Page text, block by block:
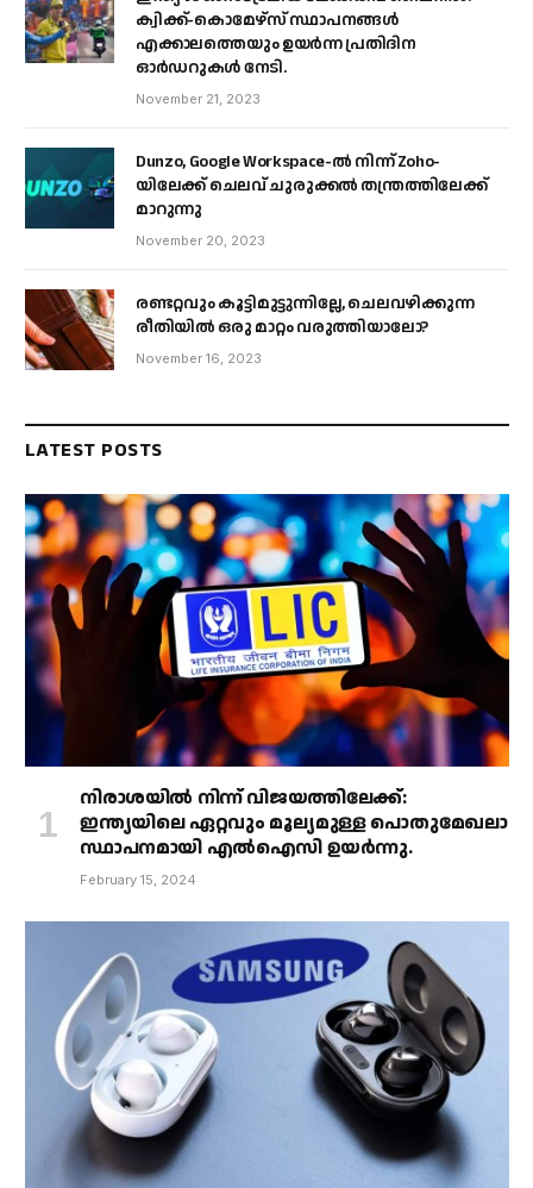
ക്വിക്ക്-കൊമേഴ്‌സ് സ്ഥാപനങ്ങൾ
എക്കാലത്തെയും ഉയർന്ന പ്രതിദിന
ഓർഡറുകൾ നേടി.
November 21, 2023
Dunzo, Google Workspace-ൽ നിന്ന് Zoho-
യിലേക്ക് ചെലവ് ചുരുക്കൽ തന്ത്രത്തിലേക്ക്
മാറുന്നു
November 20, 2023
രണ്ടറ്റവും കൂട്ടിമുട്ടുന്നില്ലേ, ചെലവഴിക്കുന്ന
രീതിയിൽ ഒരു മാറ്റം വരുത്തിയാലോ?
November 16, 2023
LATEST POSTS
നിരാശയിൽ നിന്ന് വിജയത്തിലേക്ക്:
ഇന്ത്യയിലെ ഏറ്റവും മൂല്യമുള്ള പൊതുമേഖലാ
സ്ഥാപനമായി എൽഐസി ഉയർന്നു.
February 15, 2024